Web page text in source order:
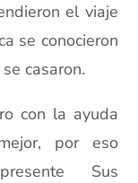
el viaje
se conocieron
casaron.
con la ayuda
por eso
Sus